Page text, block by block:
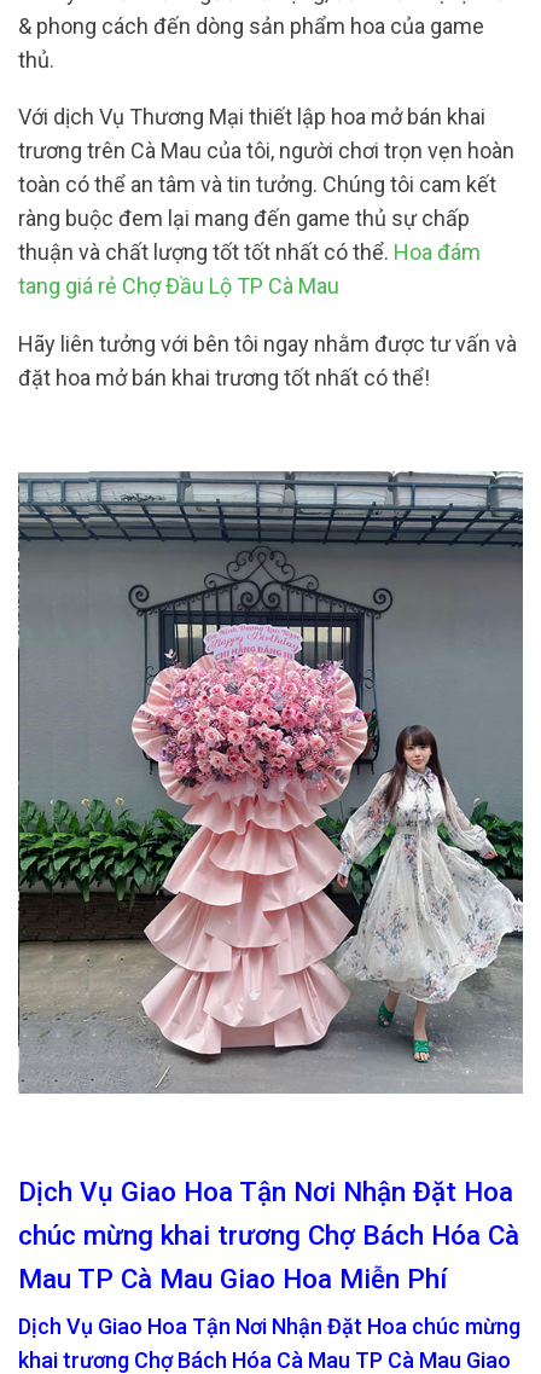
& phong cách đến dòng sản phẩm hoa của game
thủ.
Với dịch Vụ Thương Mại thiết lập hoa mở bán khai
trương trên Cà Mau của tôi, người chơi trọn vẹn hoàn
toàn có thể an tâm và tin tưởng. Chúng tôi cam kết
ràng buộc đem lại mang đến game thủ sự chấp
thuận và chất lượng tốt tốt nhất có thể. Hoa đám
tang giá rẻ Chợ Đầu Lộ TP Cà Mau
Hãy liên tưởng với bên tôi ngay nhằm được tư vấn và
đặt hoa mở bán khai trương tốt nhất có thể!
Dịch Vụ Giao Hoa Tận Nơi Nhận Đặt Hoa
chúc mừng khai trương Chợ Bách Hóa Cà
Mau TP Cà Mau Giao Hoa Miễn Phí
Dịch Vụ Giao Hoa Tận Nơi Nhận Đặt Hoa chúc mừng
khai trương Chợ Bách Hóa Cà Mau TP Cà Mau Giao